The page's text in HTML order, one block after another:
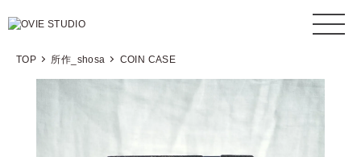
TOP 所作_shosa COIN CASE